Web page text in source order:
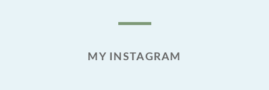
MY INSTAGRAM